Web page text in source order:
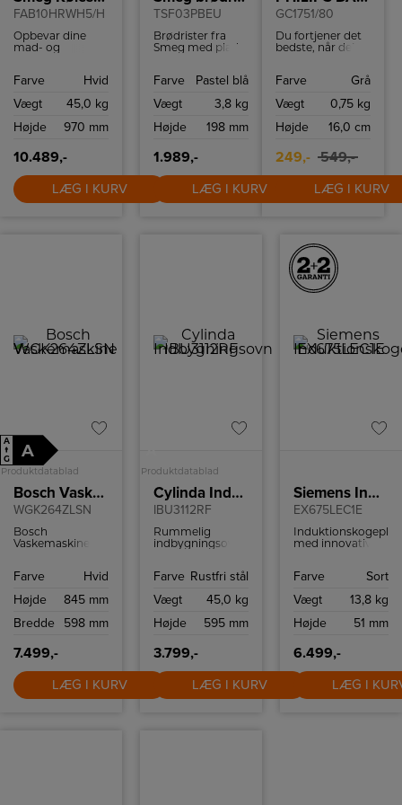
FAB10HRWH5/H
Opbevar dine
mad- og
køleskab
Køleskabet har
moderne
effektivt LED-lys
og let afrimning.
Farve
Hvid
Vægt
45,0 kg
Højde
970 mm
10.489,-
LÆG I KURV
TSF03PBEU
Brødrister fra
Smeg med plads
og mulighed for
og optøning af
funktionen giver
at riste kun den
ene side af
brødet.
Farve
Pastel blå
Vægt
3,8 kg
Højde
198 mm
1.989,-
LÆG I KURV
GC1751/80
Du fortjener det
bedste, når det
tøj. Med dette
på 2000 W kan
resultater hver
Farve
Grå
Vægt
0,75 kg
Højde
16,0 cm
249,- 549,-
LÆG I KURV
A
↑
G
A
Produktdatablad
Bosch Vaskemaskine
WGK264ZLSN
Bosch
Vaskemaskine
Farve
Hvid
Højde
845 mm
Bredde
598 mm
7.499,-
LÆG I KURV
Produktdatablad
Cylinda Indbygningsovn
IBU3112RF
Rummelig
indbygningsovn
forskellige
Farve Rustfri stål
Vægt
45,0 kg
Højde
595 mm
3.799,-
LÆG I KURV
Siemens Induktionskogeplade
EX675LEC1E
med innovativ
powerBoost-
powerMove Plus
Plus.
Farve
Sort
Vægt
13,8 kg
Højde
51 mm
6.499,-
LÆG I